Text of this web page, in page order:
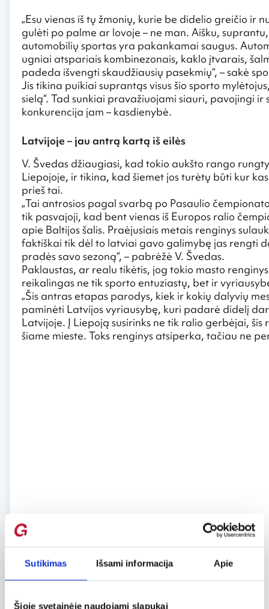
Sutikimas Išsami informacija Apie
Šioje svetainėje naudojami slapukai
„Esu vienas iš tų žmonių, kurie be didelio greičio ir
gulėti po palme ar lovoje – ne man. Aišku,
automobilių sportas yra pakankamai saugus.
ugniai atspariais kombinezonais, kaklo įtvarais,
padeda išvengti skaudžiausių pasekmių“, – sakė
Jis tikina puikiai suprantąs visus šio sporto
sielą“. Tad sunkiai pravažiuojami siauri, pavojingi
konkurencija jam – kasdienybė.
Latvijoje – jau antrą kartą iš eilės
V. Švedas džiaugiasi, kad tokio aukšto rango
Liepojoje, ir tikina, kad šiemet jos turėtų būti kur
prieš tai.
„Tai antrosios pagal svarbą po Pasaulio
tik pasvajoji, kad bent vienas iš Europos ralio
apie Baltijos šalis. Praėjusiais metais renginys
faktiškai tik dėl to latviai gavo galimybę jas rengti
pradės savo sezoną“, – pabrėžė V. Švedas.
Paklaustas, ar realu tikėtis, jog tokio masto
reikalingas ne tik sporto entuziastų, bet ir
„Šis antras etapas parodys, kiek ir kokių dalyvių
paminėti Latvijos vyriausybę, kuri padarė didelį
Latvijoje. Į Liepoją susirinks ne tik ralio gerbėjai,
šiame mieste. Toks renginys atsiperka, tačiau ne